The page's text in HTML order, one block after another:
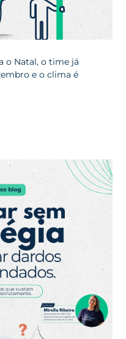
o Natal, o time já
e o clima é